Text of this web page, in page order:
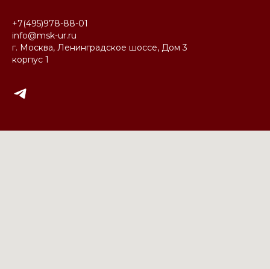
+7(495)978-88-01
info@msk-ur.ru
г. Москва, Ленинградское шоссе, Дом 3
корпус 1